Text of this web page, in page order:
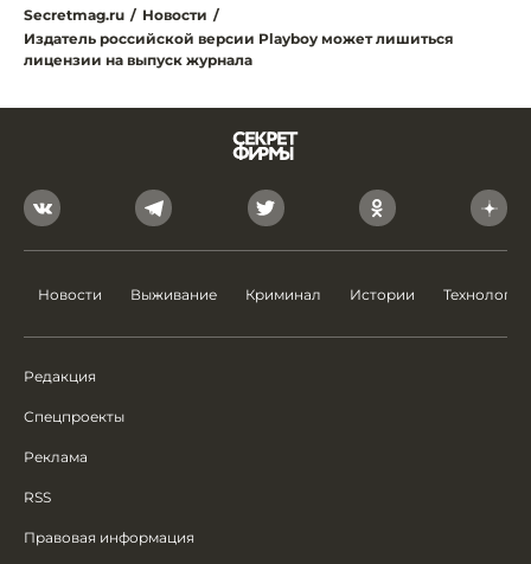
Secretmag.ru / Новости /
Издатель российской версии Playboy может лишиться
лицензии на выпуск журнала
Новости Выживание Криминал Истории Технологии
Редакция
Спецпроекты
Реклама
RSS
Правовая информация